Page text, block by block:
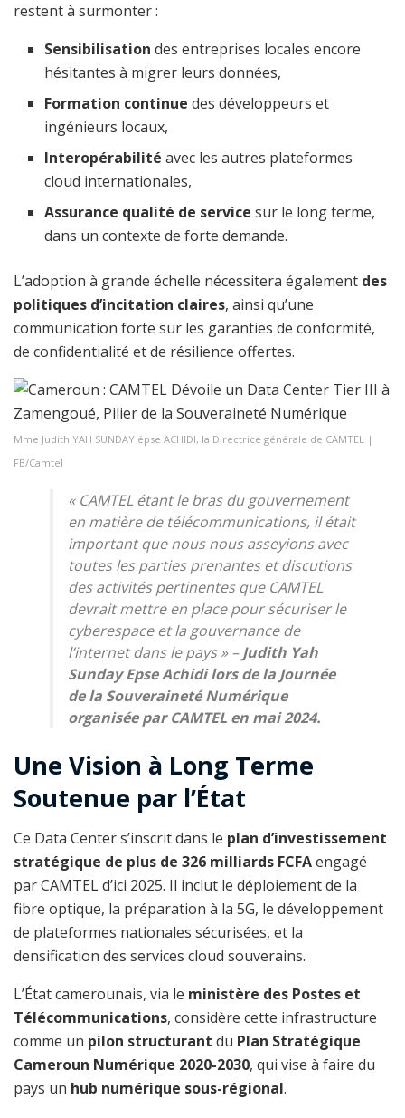
restent à surmonter :
Sensibilisation des entreprises locales encore
hésitantes à migrer leurs données,
Formation continue des développeurs et
ingénieurs locaux,
Interopérabilité avec les autres plateformes
cloud internationales,
Assurance qualité de service sur le long terme,
dans un contexte de forte demande.
L’adoption à grande échelle nécessitera également des
politiques d’incitation claires, ainsi qu’une
communication forte sur les garanties de conformité,
de confidentialité et de résilience offertes.
Mme Judith YAH SUNDAY épse ACHIDI, la Directrice générale de CAMTEL |
FB/Camtel
« CAMTEL étant le bras du gouvernement
en matière de télécommunications, il était
important que nous nous asseyions avec
toutes les parties prenantes et discutions
des activités pertinentes que CAMTEL
devrait mettre en place pour sécuriser le
cyberespace et la gouvernance de
l’internet dans le pays » –Judith Yah
Sunday Epse Achidilors de la Journée
de la Souveraineté Numérique
organisée par CAMTEL en mai 2024.
Une Vision à Long Terme
Soutenue par l’État
Ce Data Center s’inscrit dans le plan d’investissement
stratégique de plus de 326 milliards FCFAengagé
par CAMTEL d’ici 2025. Il inclut le déploiement de la
fibre optique, la préparation à la 5G, le développement
de plateformes nationales sécurisées, et la
densification des services cloud souverains.
L’État camerounais, via le ministère des Postes et
Télécommunications, considère cette infrastructure
comme un pilon structurant du Plan Stratégique
Cameroun Numérique 2020-2030, qui vise à faire du
pays un hub numérique sous-régional.